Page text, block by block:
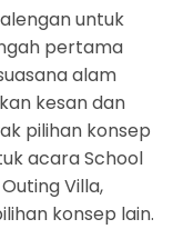
untuk
pertama
alam
kesan dan
pilihan konsep
acara School
Villa,
konsep lain.